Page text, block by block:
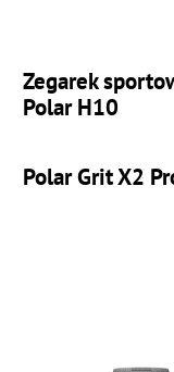
Zegarek
Polar H10
Polar Grit X2